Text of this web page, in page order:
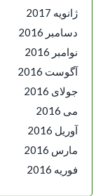
ژانویه 2017
دسامبر 2016
نوامبر 2016
آگوست 2016
جولای 2016
می 2016
آوریل 2016
مارس 2016
فوریه 2016